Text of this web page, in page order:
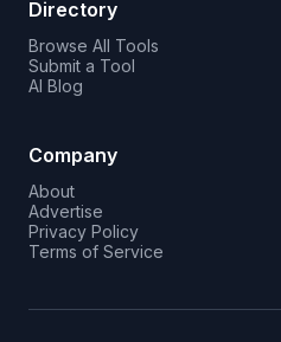
Directory
Browse All Tools
Submit a Tool
AI Blog
Company
About
Advertise
Privacy Policy
Terms of Service